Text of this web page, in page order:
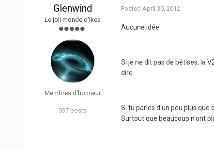
Glenwind
Le joli monde d'Ikea
Membres d'honneur
597 posts
Posted April 30, 2012
Aucune idée.
Si je ne dit pas de bêtises, la
dire.
Si tu parles d'un peu plus que
Surtout que beaucoup n'ont